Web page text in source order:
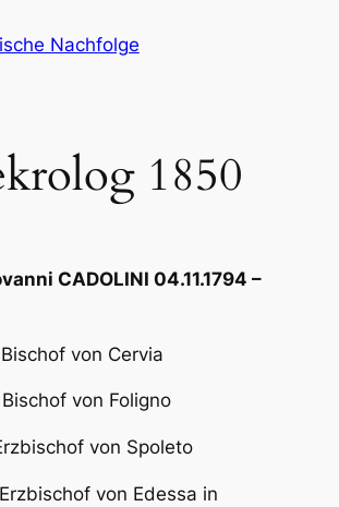
Nachfolge
1850
CADOLINI 04.11.1794 –
von Cervia
von Foligno
von Spoleto
von Edessa in